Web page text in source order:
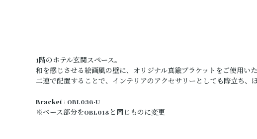
1階のホテル玄関スペース。
和を感じさせる絵画風の壁に、オリジナル真鍮ブラケットをご使用いた
二連で配置することで、インテリアのアクセサリーとしても際立ち、
Bracket / OBL036-U
※ベース部分をOBL018 と同じものに変更